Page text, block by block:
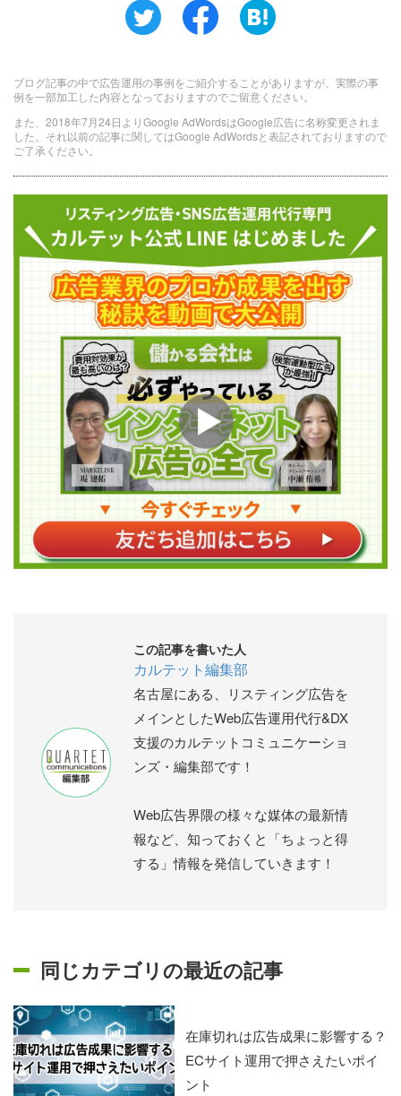
ブログ記事の中で広告運用の事例をご紹介することがありますが、実際の事
例を一部加工した内容となっておりますのでご留意ください。
また、2018年7月24日よりGoogle AdWordsはGoogle広告に名称変更されま
した。それ以前の記事に関してはGoogle AdWordsと表記されておりますので
ご了承ください。
この記事を書いた人
カルテット編集部
名古屋にある、リスティング広告を
メインとしたWeb広告運用代行&DX
支援のカルテットコミュニケーショ
ンズ・編集部です！
Web広告界隈の様々な媒体の最新情
報など、知っておくと「ちょっと得
する」情報を発信していきます！
同じカテゴリの最近の記事
在庫切れは広告成果に影響する？
ECサイト運用で押さえたいポイ
ント